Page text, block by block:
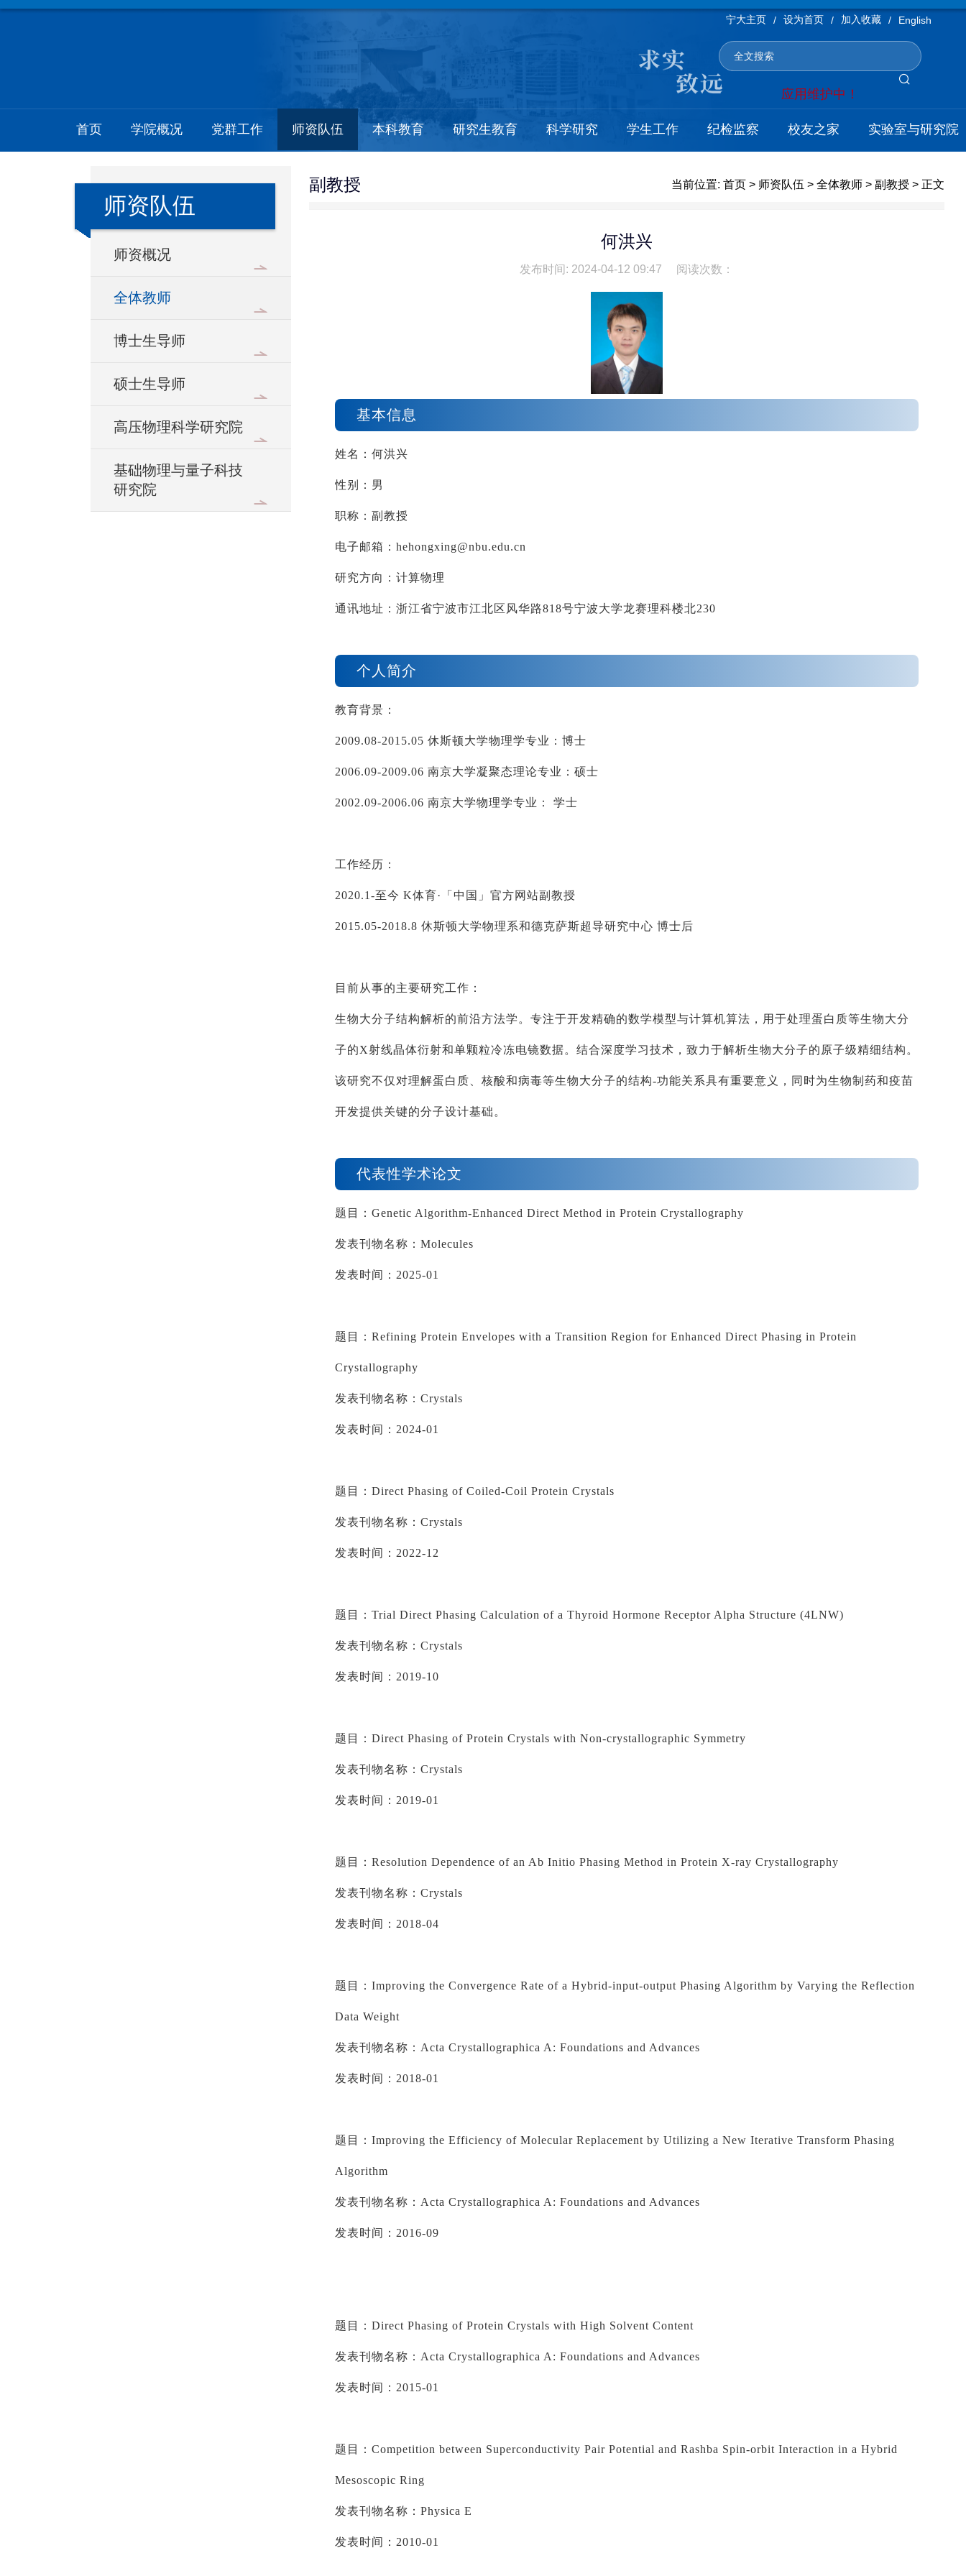
宁大主页 / 设为首页 / 加入收藏 / English
应用维护中！
首页 学院概况 党群工作 师资队伍 本科教育 研究生教育 科学研究 学生工作 纪检监察 校友之家 实验室与研究院
师资队伍
师资概况
全体教师
博士生导师
硕士生导师
高压物理科学研究院
基础物理与量子科技
研究院
副教授 当前位置: 首页 > 师资队伍 > 全体教师 > 副教授 > 正文
何洪兴
发布时间: 2024-04-12 09:47 阅读次数：
基本信息
姓名：何洪兴
性别：男
职称：副教授
电子邮箱： hehongxing@nbu.edu.cn
研究方向：计算物理
通讯地址：浙江省宁波市江北区风华路818号宁波大学龙赛理科楼北230
个人简介
教育背景：
2009.08-2015.05 休斯顿大学物理学专业：博士
2006.09-2009.06 南京大学凝聚态理论专业：硕士
2002.09-2006.06 南京大学物理学专业： 学士
工作经历：
2020.1-至今 K体育·「中国」官方网站副教授
2015.05-2018.8 休斯顿大学物理系和德克萨斯超导研究中心 博士后
目前从事的主要研究工作：
生物大分子结构解析的前沿方法学。专注于开发精确的数学模型与计算机算法，用于处理蛋白质等生物大分
子的X射线晶体衍射和单颗粒冷冻电镜数据。结合深度学习技术，致力于解析生物大分子的原子级精细结构。
该研究不仅对理解蛋白质、核酸和病毒等生物大分子的结构-功能关系具有重要意义，同时为生物制药和疫苗
开发提供关键的分子设计基础。
代表性学术论文
题目： Genetic Algorithm-Enhanced Direct Method in Protein Crystallography
发表刊物名称： Molecules
发表时间： 2025-01
题目： Refining Protein Envelopes with a Transition Region for Enhanced Direct Phasing in Protein
Crystallography
发表刊物名称： Crystals
发表时间： 2024-01
题目： Direct Phasing of Coiled-Coil Protein Crystals
发表刊物名称： Crystals
发表时间： 2022-12
题目： Trial Direct Phasing Calculation of a Thyroid Hormone Receptor Alpha Structure (4LNW)
发表刊物名称： Crystals
发表时间： 2019-10
题目： Direct Phasing of Protein Crystals with Non-crystallographic Symmetry
发表刊物名称： Crystals
发表时间： 2019-01
题目： Resolution Dependence of an Ab Initio Phasing Method in Protein X-ray Crystallography
发表刊物名称： Crystals
发表时间： 2018-04
题目： Improving the Convergence Rate of a Hybrid-input-output Phasing Algorithm by Varying the Reflection
Data Weight
发表刊物名称： Acta Crystallographica A: Foundations and Advances
发表时间： 2018-01
题目： Improving the Efficiency of Molecular Replacement by Utilizing a New Iterative Transform Phasing
Algorithm
发表刊物名称： Acta Crystallographica A: Foundations and Advances
发表时间： 2016-09
题目： Direct Phasing of Protein Crystals with High Solvent Content
发表刊物名称： Acta Crystallographica A: Foundations and Advances
发表时间： 2015-01
题目： Competition between Superconductivity Pair Potential and Rashba Spin-orbit Interaction in a Hybrid
Mesoscopic Ring
发表刊物名称： Physica E
发表时间： 2010-01